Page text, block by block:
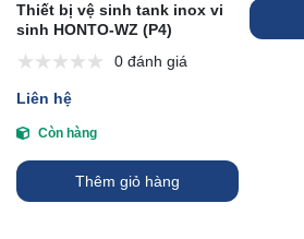
Thiết bị vệ sinh tank inox vi
sinh HONTO-WZ (P4)
0 đánh giá
Liên hệ
Còn hàng
Thêm giỏ hàng